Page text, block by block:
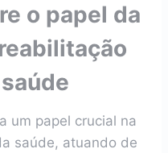
o papel da
um papel crucial na
saúde, atuando de